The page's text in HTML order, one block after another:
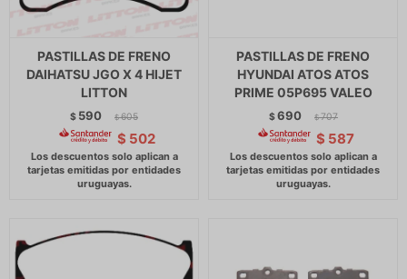
PASTILLAS DE FRENO
DAIHATSU JGO X 4 HIJET
LITTON
$ 590 $ 605
$ 502
PASTILLAS DE FRENO
HYUNDAI ATOS ATOS
PRIME 05P695 VALEO
$690 $ 707
$ 587